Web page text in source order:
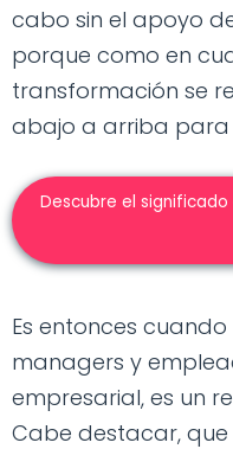
cabo sin el apoyo
porque como en
transformación se
abajo a arriba para
Descubre el significado
Es entonces
managers y
empresarial, es un
Cabe destacar,